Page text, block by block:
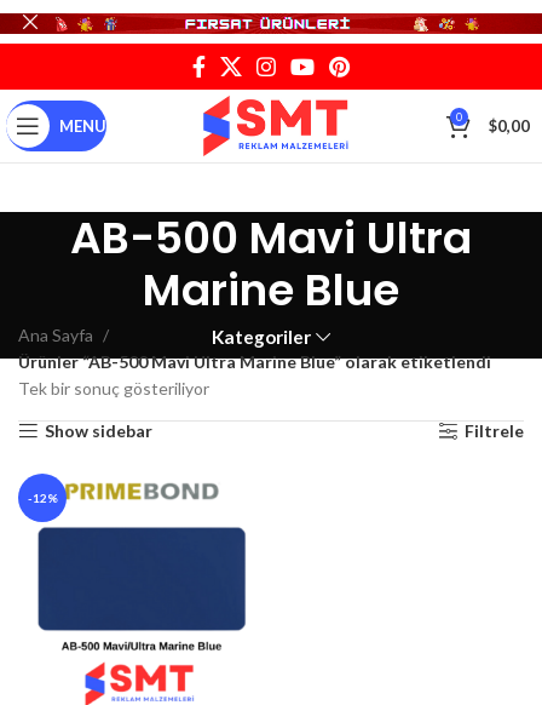
MENU 0 $0,00
AB-500 Mavi Ultra
Marine Blue
Kategoriler
Ana Sayfa
Ürünler “AB-500 Mavi Ultra Marine Blue” olarak etiketlendi
Tek bir sonuç gösteriliyor
Show sidebar Filtrele
-12%